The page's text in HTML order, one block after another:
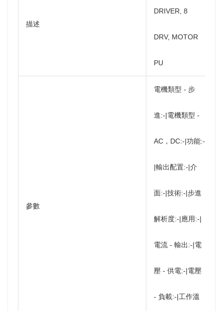
描述
DRIVER, 8
DRV, MOTOR
PU
參數
電機類型 - 步
進:-|電機類型 -
AC，DC:-|功能:-
|輸出配置:-|介
面:-|技術:-|步進
解析度:-|應用:-|
電流 - 輸出:-|電
壓 - 供電:-|電壓
- 負載:-|工作溫